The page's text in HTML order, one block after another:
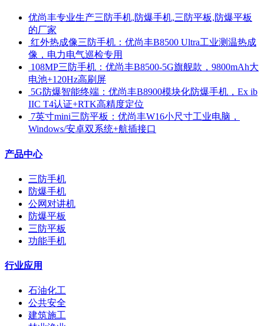
优尚丰专业生产三防手机,防爆手机,三防平板,防爆平板
的厂家
​ 红外热成像三防手机：优尚丰B8500 Ultra工业测温热成
像，电力电气巡检专用
​ 108MP三防手机：优尚丰B8500-5G旗舰款，9800mAh大
电池+120Hz高刷屏
​ 5G防爆智能终端：优尚丰B8900模块化防爆手机，Ex ib
IIC T4认证+RTK高精度定位
​ 7英寸mini三防平板：优尚丰W16小尺寸工业电脑，
Windows/安卓双系统+航插接口
产品中心
三防手机
防爆手机
公网对讲机
防爆平板
三防平板
功能手机
行业应用
石油化工
公共安全
建筑施工